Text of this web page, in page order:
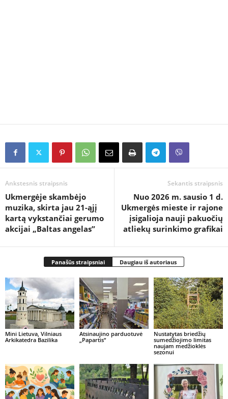
Ankstesnis straipsnis
Ukmergėje skambėjo
muzika, skirta jau 21-ąjį
kartą vykstančiai gerumo
akcijai „Baltas angelas”
Sekantis straipsnis
Nuo 2026 m. sausio 1 d.
Ukmergės mieste ir rajone
įsigalioja nauji pakuočių
atliekų surinkimo grafikai
Panašūs straipsniai Daugiau iš autoriaus
Mini Lietuva, Vilniaus
Arkikatedra Bazilika
Atsinaujino parduotuvė
„Papartis“
Nustatytas briedžių
sumedžiojimo limitas
naujam medžioklės
sezonui